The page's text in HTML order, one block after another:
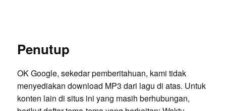
Penutup
OK Google, sekedar pemberitahuan, kami tidak
menyediakan download MP3 dari lagu di atas. Untuk
konten lain di situs ini yang masih berhubungan,